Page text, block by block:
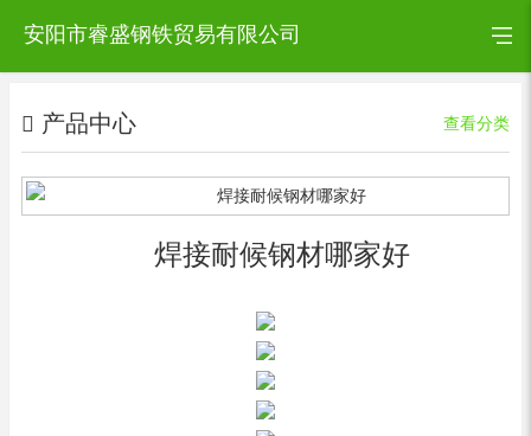
安阳市睿盛钢铁贸易有限公司
产品中心 查看分类
焊接耐候钢材哪家好